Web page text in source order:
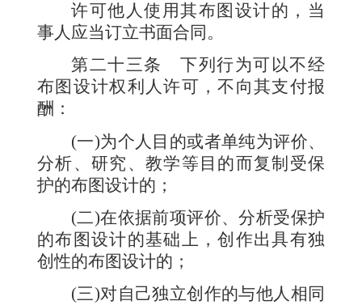
许可他人使用其布图设计的，当
事人应当订立书面合同。
第二十三条下列行为可以不经
布图设计权利人许可，不向其支付报
酬：
(一)为个人目的或者单纯为评价、
分析、研究、教学等目的而复制受保
护的布图设计的；
(二)在依据前项评价、分析受保护
的布图设计的基础上，创作出具有独
创性的布图设计的；
(三)对自己独立创作的与他人相同